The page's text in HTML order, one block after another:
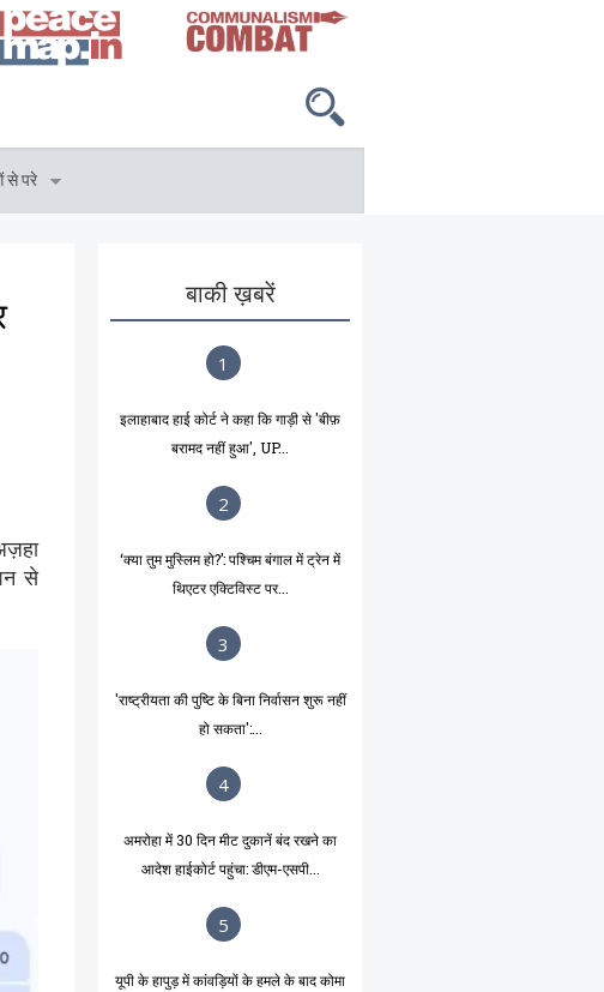
से परे
से
बाकी ख़बरें
1
इलाहाबाद हाई कोर्ट ने कहा कि गाड़ी से 'बीफ़
बरामद नहीं हुआ', UP...
2
‘क्या तुम मुस्लिम हो?’: पश्चिम बंगाल में ट्रेन में
थिएटर एक्टिविस्ट पर...
3
'राष्ट्रीयता की पुष्टि के बिना निर्वासन शुरू नहीं
हो सकता':...
4
अमरोहा में 30 दिन मीट दुकानें बंद रखने का
आदेश हाईकोर्ट पहुंचा: डीएम-एसपी...
5
यूपी के हापुड़ में कांवड़ियों के हमले के बाद कोमा